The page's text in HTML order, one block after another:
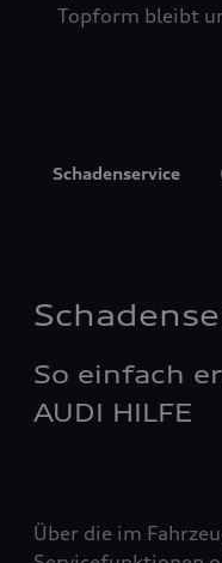
Topform bleibt
Schadenservice
So einfach
AUDI HILFE
Über die im